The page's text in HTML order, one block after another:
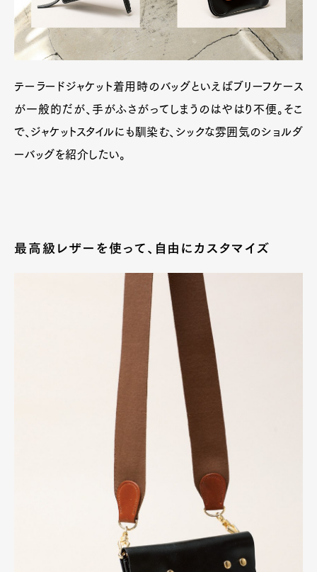
テーラードジャケット着用時のバッグといえばブリーフケース
が一般的だが、手がふさがってしまうのはやはり不便。そこ
で、ジャケットスタイルにも馴染む、シックな雰囲気のショルダ
ーバッグを紹介したい。
最高級レザーを使って、自由にカスタマイズ